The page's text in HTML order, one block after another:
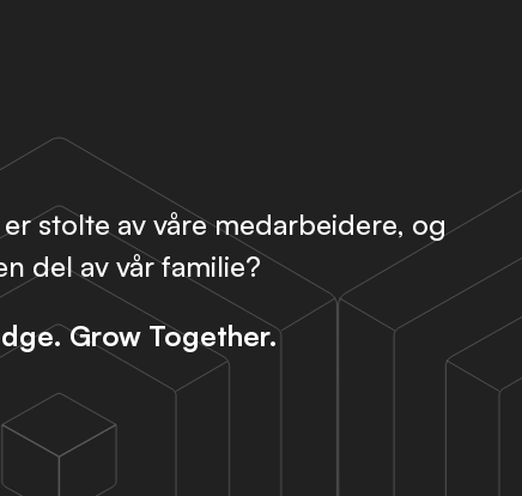
stolte av våre medarbeidere, og
del av vår familie?
Grow Together.